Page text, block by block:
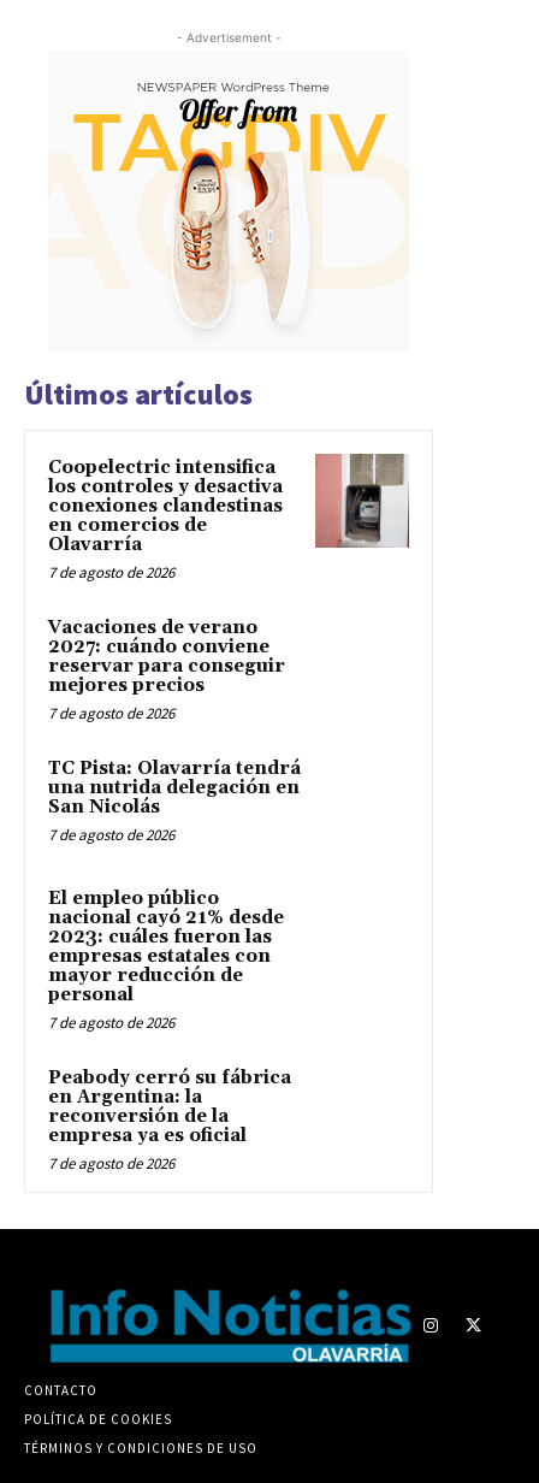
- Advertisement -
Últimos artículos
Coopelectric intensifica
los controles y desactiva
conexiones clandestinas
en comercios de
Olavarría
7 de agosto de 2026
Vacaciones de verano
2027: cuándo conviene
reservar para conseguir
mejores precios
7 de agosto de 2026
TC Pista: Olavarría tendrá
una nutrida delegación en
San Nicolás
7 de agosto de 2026
El empleo público
nacional cayó 21% desde
2023: cuáles fueron las
empresas estatales con
mayor reducción de
personal
7 de agosto de 2026
Peabody cerró su fábrica
en Argentina: la
reconversión de la
empresa ya es oficial
7 de agosto de 2026
CONTACTO
POLÍTICA DE COOKIES
TÉRMINOS Y CONDICIONES DE USO